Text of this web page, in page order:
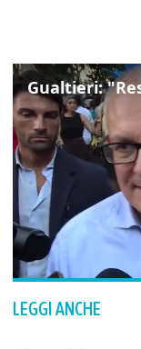
LEGGI ANCHE